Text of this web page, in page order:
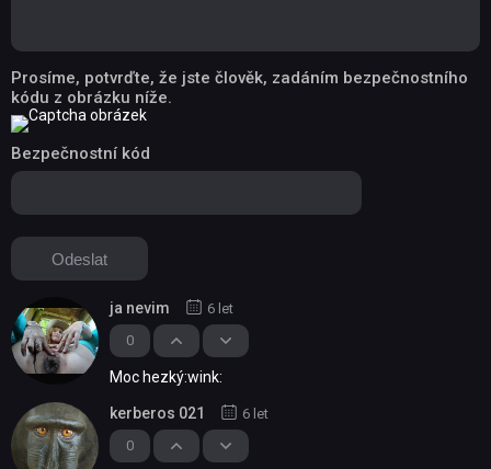
Prosíme, potvrďte, že jste člověk, zadáním bezpečnostního
kódu z obrázku níže.
Bezpečnostní kód
0
ja nevim 6 let
Moc hezký:wink:
0
kerberos 021 6 let